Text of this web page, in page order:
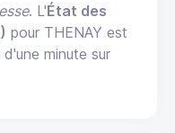
. L'État des
pour THENAY est
minute sur